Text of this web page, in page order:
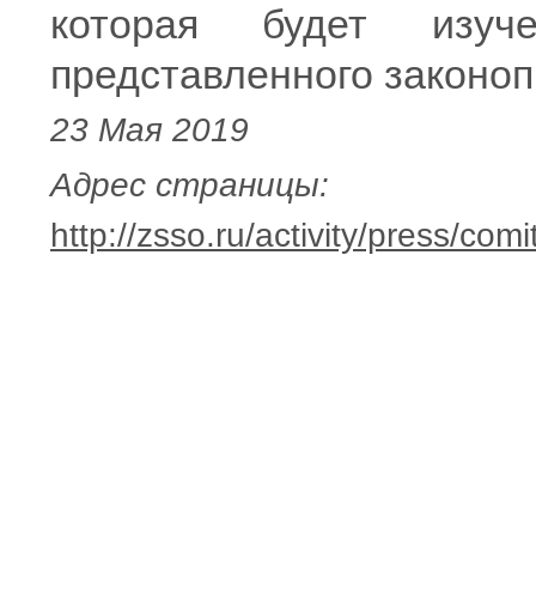
которая будет
представленного
23 Мая 2019
Адрес страницы:
http://zsso.ru/activity/press/